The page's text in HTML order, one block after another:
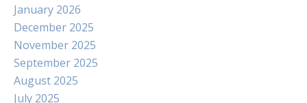
January 2026
December 2025
November 2025
September 2025
August 2025
July 2025